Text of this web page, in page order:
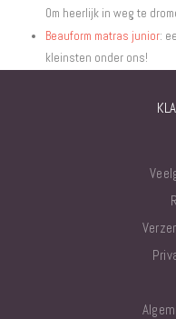
Om heerlijk in weg te
Beauform matras junior:
kleinsten onder ons!